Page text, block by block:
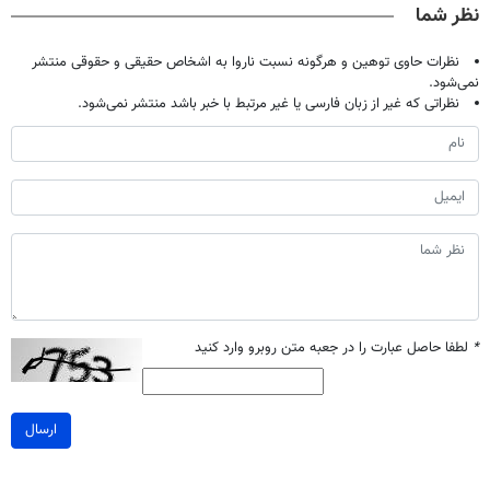
نظر شما
نظرات حاوی توهین و هرگونه نسبت ناروا به اشخاص حقیقی و حقوقی منتشر
نمی‌شود.
نظراتی که غیر از زبان فارسی یا غیر مرتبط با خبر باشد منتشر نمی‌شود.
* لطفا حاصل عبارت را در جعبه متن روبرو وارد کنید
ارسال